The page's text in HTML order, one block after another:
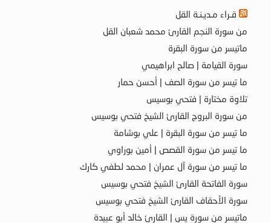
قـراء مـديـنـة القل
من سورة النجم القارئ محمد شعبان القل
ماتيسر من سورة البقرة
سورة القيامة | صالح ابراهيمي
ما تيسر من سورة الصف | أحسن حمار
تلاوة مختارة | فتحي بوسيس
من سورة البروج القارئ الشيخ فتحي بوسيس
ما تيسر من سورة البقرة | علي بوشامة
ما تيسر من سورة القصص | أمين بوراوي
ما تيسر من سورة آل عمران | محمد لطفي كارك
سورة الفاتحة القارئ الشيخ فتحي بوسيس
سورة الأحقاف القارئ الشيخ فتحي بوسيس
ماتيسر من سورة يس | القارئ خالد أبو عبيدة